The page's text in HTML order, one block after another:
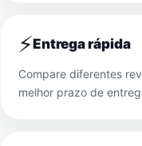
⚡Entrega rápida
Compare diferentes
melhor prazo de